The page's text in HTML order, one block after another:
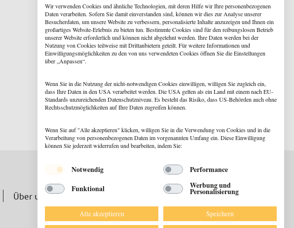
Über uns
DATENSCHUTZ IMPRESSUM AGB
Wir verwenden Cookies und ähnliche Technologien, mit deren Hilfe wir Ihre personenbezogenen
Daten verarbeiten. Sofern Sie damit einverstanden sind, können wir dies zur Analyse unserer
Besucherdaten, um unsere Website zu verbessern, personalisierte Inhalte anzuzeigen und Ihnen ein
großartiges Website-Erlebnis zu bieten tun. Bestimmte Cookies sind für den reibungslosen Betrieb
unserer Website erforderlich und können nicht abgelehnt werden. Ihre Daten werden bei der
Nutzung von Cookies teilweise mit Drittanbietern geteilt. Für weitere Informationen und
Einwilligungsmöglichkeiten zu den von uns verwendeten Cookies öffnen Sie die Einstellungen
über „Anpassen“.
Wenn Sie in die Nutzung der nicht-notwendigen Cookies einwilligen, willigen Sie zugleich ein,
dass Ihre Daten in den USA verarbeitet werden. Die USA gelten als ein Land mit einem nach EU-
Standards unzureichenden Datenschutzniveau. Es besteht das Risiko, dass US-Behörden auch ohne
Rechtsschutzmöglichkeiten auf Ihre Daten zugreifen können.
Wenn Sie auf "Alle akzeptieren" klicken, willigen Sie in die Verwendung von Cookies und in die
Verarbeitung von personenbezogenen Daten im vorgenannten Umfang ein. Diese Einwilligung
können Sie jederzeit widerrufen und bearbeiten, indem Sie:
Notwendig
Performance
Funktional
Werbung und
Personalisierung
Alle akzeptieren
Speichern